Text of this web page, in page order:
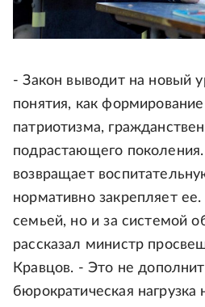
- Закон выводит на новый
понятия, как формирование
патриотизма,
подрастающего
возвращает
нормативно закрепляет
семьей, но и за системой
рассказал министр
Кравцов. - Это не
бюрократическая